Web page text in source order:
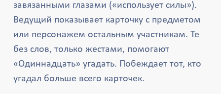
завязанными глазами («использует силы»).
Ведущий показывает карточку с предметом
или персонажем остальным участникам. Те
без слов, только жестами, помогают
«Одиннадцать» угадать. Побеждает тот, кто
угадал больше всего карточек.